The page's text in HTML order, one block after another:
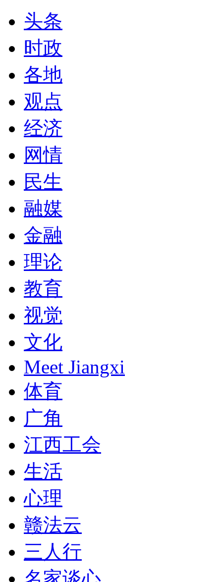
头条
时政
各地
观点
经济
网情
民生
融媒
金融
理论
教育
视觉
文化
Meet Jiangxi
体育
广角
江西工会
生活
心理
赣法云
三人行